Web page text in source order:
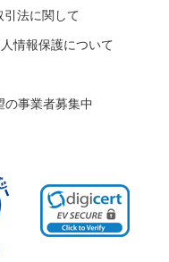
引法に関して
情報保護について
の事業者募集中